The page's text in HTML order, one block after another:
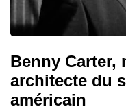
Benny Carter,
architecte du
américain